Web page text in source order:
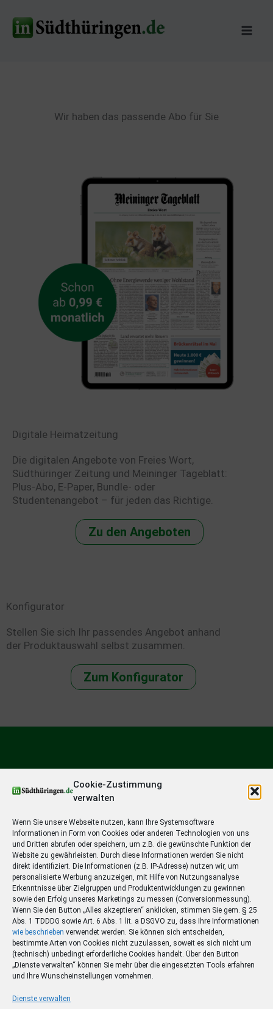
Cookie-Zustimmung
verwalten
Wenn Sie unsere Webseite nutzen, kann Ihre Systemsoftware
Informationen in Form von Cookies oder anderen Technologien von uns
und Dritten abrufen oder speichern, um z.B. die gewünschte Funktion der
Website zu gewährleisten. Durch diese Informationen werden Sie nicht
direkt identifiziert. Die Informationen (z.B. IP-Adresse) nutzen wir, um
personalisierte Werbung anzuzeigen, mit Hilfe von Nutzungsanalyse
Erkenntnisse über Zielgruppen und Produktentwicklungen zu gewinnen
sowie den Erfolg unseres Marketings zu messen (Conversionmessung).
Wenn Sie den Button „Alles akzeptieren“ anklicken, stimmen Sie gem. § 25
Abs. 1 TDDDG sowie Art. 6 Abs. 1 lit. a DSGVO zu, dass Ihre Informationen
wie beschrieben verwendet werden. Sie können sich entscheiden,
bestimmte Arten von Cookies nicht zuzulassen, soweit es sich nicht um
(technisch) unbedingt erforderliche Cookies handelt. Über den Button
„Dienste verwalten“ können Sie mehr über die eingesetzten Tools erfahren
und Ihre Wunscheinstellungen vornehmen.
Dienste verwalten
Inhalt
springen
Wir haben das passende Abo für Sie
Digitale Heimatzeitung
Die digitalen Angebote von Freies Wort,
Südthüringer Zeitung und Meininger Tageblatt:
Plus-Abo, E-Paper, Bundle- oder
Studentenangebot – für jeden das Richtige.
Zu den Angeboten
Konfigurator
Stellen Sie sich Ihr passendes Angebot anhand
der Produktauswahl selbst zusammen.
Zum Konfigurator